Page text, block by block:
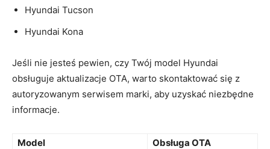
Hyundai Tucson
Hyundai Kona
Jeśli nie jesteś pewien, czy Twój model Hyundai
obsługuje aktualizacje OTA, warto skontaktować się z
⁣autoryzowanym serwisem‌ marki, aby uzyskać niezbędne
informacje.
Model
Obsługa OTA